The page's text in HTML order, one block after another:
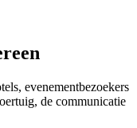
evenementbezoekers
de communicatie